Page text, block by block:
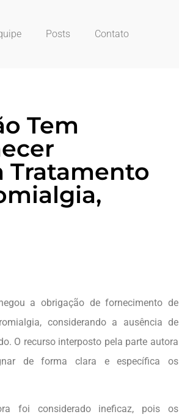
Posts Contato
Tem
Tratamento
a obrigação de fornecimento de
considerando a ausência de
O recurso interposto pela parte autora
de forma clara e específica os
foi considerado ineficaz, pois os